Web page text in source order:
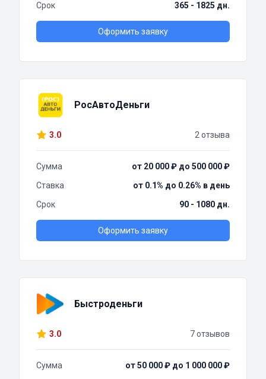
Срок
365 - 1825 дн.
Оформить заявку
РосАвтоДеньги
3.0 2 отзыва
Сумма
от 20 000 ₽ до 500 000 ₽
Ставка
от 0.1% до 0.26% в день
Срок
90 - 1080 дн.
Оформить заявку
Быстроденьги
3.0 7 отзывов
Сумма
от 50 000 ₽ до 1 000 000 ₽